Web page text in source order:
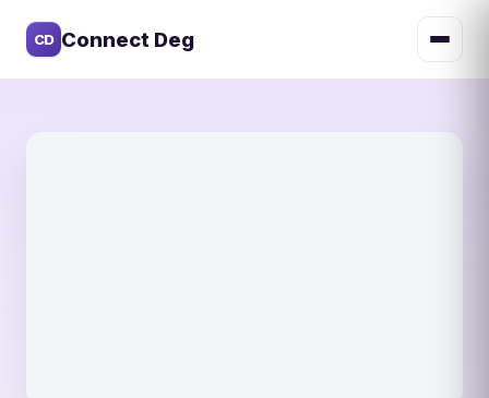
CD Connect Deg